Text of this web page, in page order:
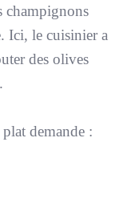
champignons
Ici, le cuisinier a
des olives
demande :